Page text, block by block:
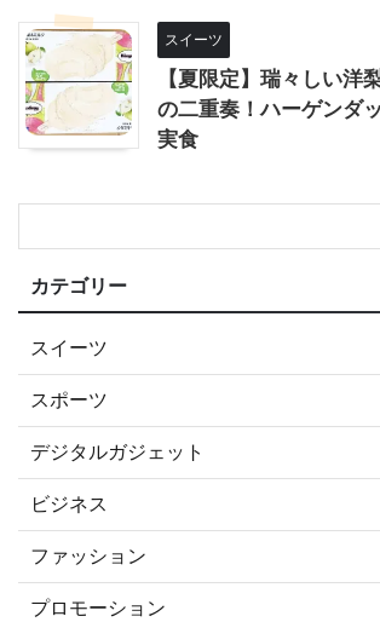
スイーツ
【夏限定】瑞々しい洋
の二重奏！ハーゲンダ
実食
カテゴリー
スイーツ
スポーツ
デジタルガジェット
ビジネス
ファッション
プロモーション